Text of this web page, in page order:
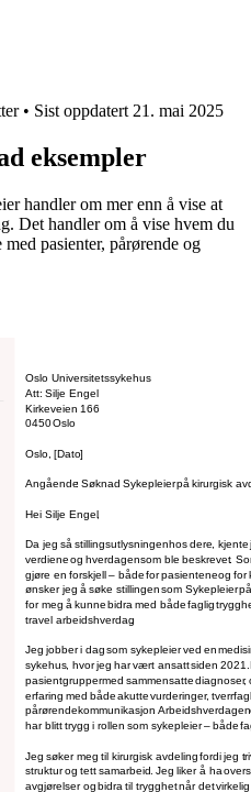
• Sist oppdatert 21. mai 2025
eksempler
handler om mer enn å vise at
Det handler om å vise hvem du
pasienter, pårørende og